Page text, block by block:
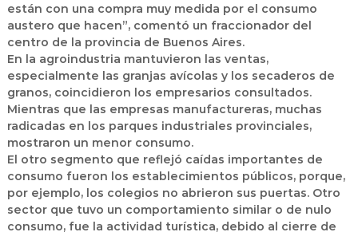
están con una compra muy medida por el consumo
austero que hacen”, comentó un fraccionador del
centro de la provincia de Buenos Aires.
En la agroindustria mantuvieron las ventas,
especialmente las granjas avícolas y los secaderos de
granos, coincidieron los empresarios consultados.
Mientras que las empresas manufactureras, muchas
radicadas en los parques industriales provinciales,
mostraron un menor consumo.
El otro segmento que reflejó caídas importantes de
consumo fueron los establecimientos públicos, porque,
por ejemplo, los colegios no abrieron sus puertas. Otro
sector que tuvo un comportamiento similar o de nulo
consumo, fue la actividad turística, debido al cierre de